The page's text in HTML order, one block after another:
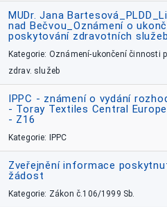
MUDr. Jana
nad Bečvou_Oznámení o
poskytování zdravotních služeb
Kategorie: Oznámení-ukončení činnosti
zdrav. služeb
IPPC - známení o vydání
- Toray Textiles Central
- Z16
Kategorie: IPPC
Zveřejnění informace
žádost
Kategorie: Zákon č.106/1999 Sb.